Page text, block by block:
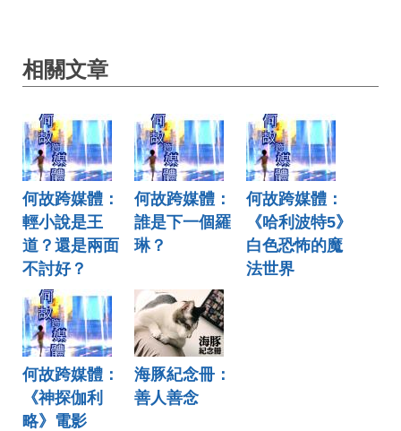
相關文章
何故跨媒體：
輕小說是王
道？還是兩面
不討好？
何故跨媒體：
誰是下一個羅
琳？
何故跨媒體：
《哈利波特5》
白色恐怖的魔
法世界
何故跨媒體：
《神探伽利
略》電影
海豚紀念冊：
善人善念